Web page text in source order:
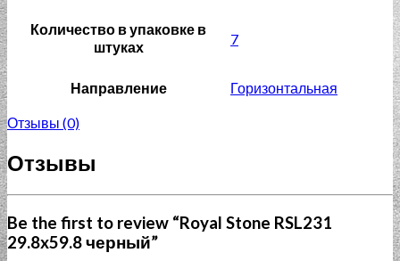
Количество в упаковке в
штуках
7
Направление Горизонтальная
Отзывы (0)
Отзывы
Be the first to review “Royal Stone RSL231
29.8x59.8 черный”